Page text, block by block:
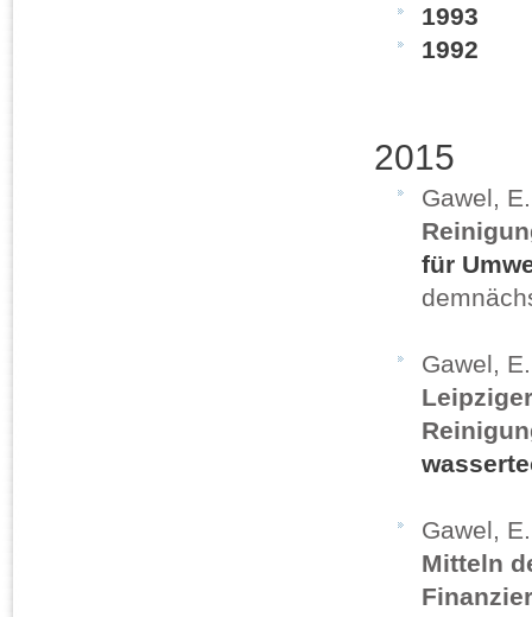
1993
1992
2015
Gawel,
für
Gawel,
Gawel,
Mitteln